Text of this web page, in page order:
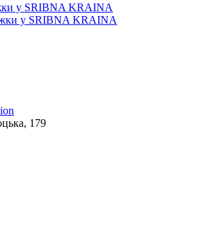
у SRIBNA KRAINA
у SRIBNA KRAINA
179